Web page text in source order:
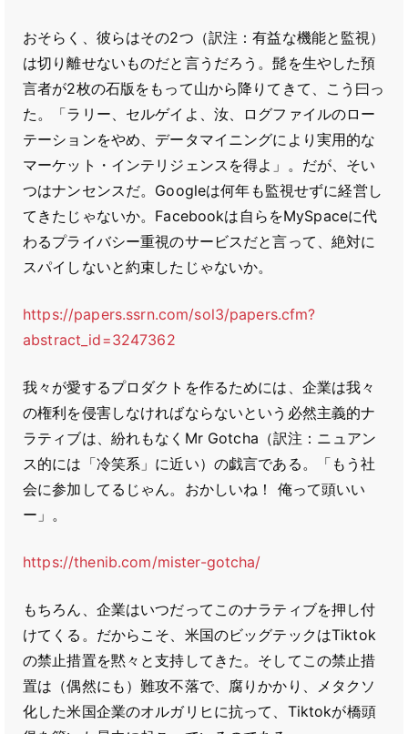
おそらく、彼らはその2つ（訳注：有益な機能と監視）
は切り離せないものだと言うだろう。髭を生やした預
言者が2枚の石版をもって山から降りてきて、こう曰っ
た。「ラリー、セルゲイよ、汝、ログファイルのロー
テーションをやめ、データマイニングにより実用的な
マーケット・インテリジェンスを得よ」。だが、そい
つはナンセンスだ。Googleは何年も監視せずに経営し
てきたじゃないか。Facebookは自らをMySpaceに代
わるプライバシー重視のサービスだと言って、絶対に
スパイしないと約束したじゃないか。
https://papers.ssrn.com/sol3/papers.cfm?
abstract_id=3247362
我々が愛するプロダクトを作るためには、企業は我々
の権利を侵害しなければならないという必然主義的ナ
ラティブは、紛れもなくMr Gotcha（訳注：ニュアン
ス的には「冷笑系」に近い）の戯言である。「もう社
会に参加してるじゃん。おかしいね！ 俺って頭いい
ー」。
https://thenib.com/mister-gotcha/
もちろん、企業はいつだってこのナラティブを押し付
けてくる。だからこそ、米国のビッグテックはTiktok
の禁止措置を黙々と支持してきた。そしてこの禁止措
置は（偶然にも）難攻不落で、腐りかかり、メタクソ
化した米国企業のオルガリヒに抗って、Tiktokが橋頭